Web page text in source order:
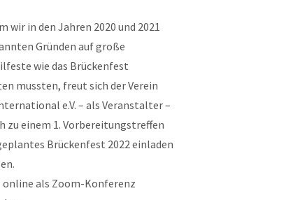
wir in den Jahren 2020 und 2021
Gründen auf große
wie das Brückenfest
mussten, freut sich der Verein
e.V. – als Veranstalter –
zu einem 1. Vorbereitungstreffen
Brückenfest 2022 einladen
online als Zoom-Konferenz